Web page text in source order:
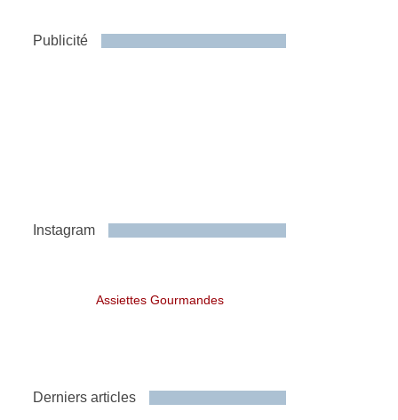
Publicité
Instagram
Assiettes Gourmandes
Derniers articles